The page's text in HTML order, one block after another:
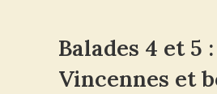
Balades 4 et 5
Vincennes et